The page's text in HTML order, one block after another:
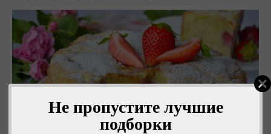
Не пропустите лучшие
подборки